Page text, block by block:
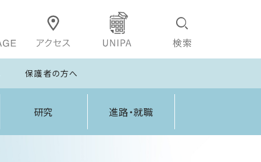
保護者の方へ
研究 進路・就職